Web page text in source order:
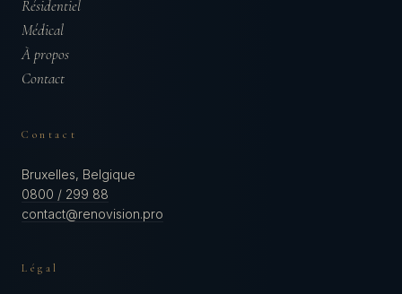
Résidentiel
Médical
À propos
Contact
Contact
Bruxelles, Belgique
0800 / 299 88
contact@renovision.pro
Légal